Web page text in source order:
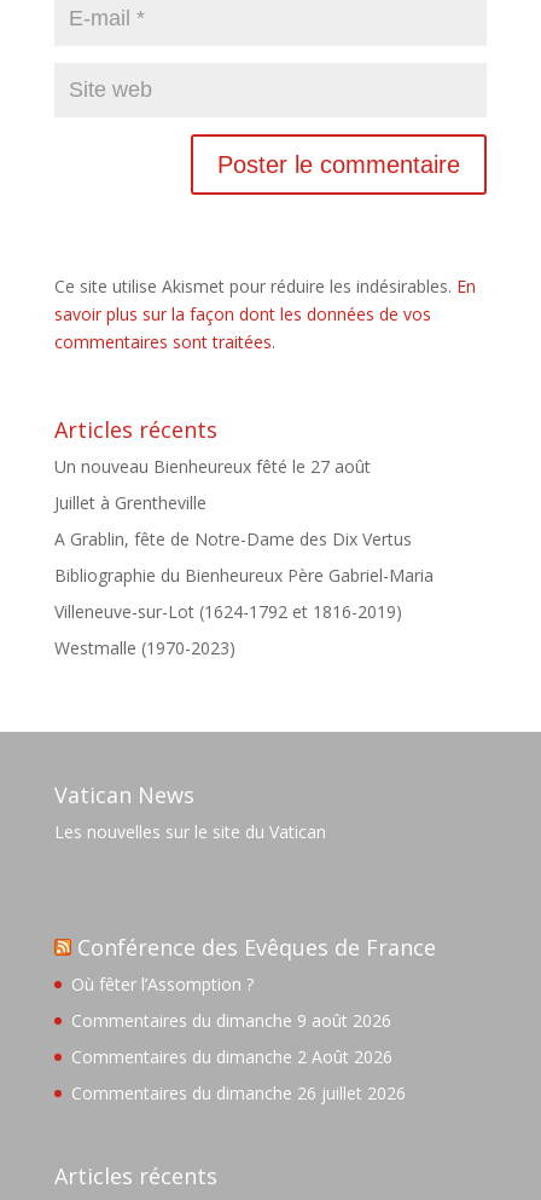
Ce site utilise Akismet pour réduire les indésirables. En
savoir plus sur la façon dont les données de vos
commentaires sont traitées.
Articles récents
Un nouveau Bienheureux fêté le 27 août
Juillet à Grentheville
A Grablin, fête de Notre-Dame des Dix Vertus
Bibliographie du Bienheureux Père Gabriel-Maria
Villeneuve-sur-Lot (1624-1792 et 1816-2019)
Westmalle (1970-2023)
Vatican News
Les nouvelles sur le site du Vatican
Conférence des Evêques de France
Où fêter l’Assomption ?
Commentaires du dimanche 9 août 2026
Commentaires du dimanche 2 Août 2026
Commentaires du dimanche 26 juillet 2026
Articles récents